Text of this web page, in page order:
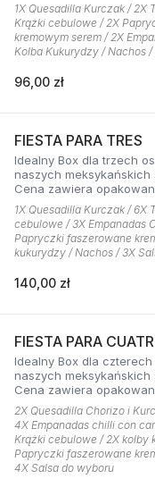
1X Quesadilla Kurczak / 2X
Krążki cebulowe / 2X
kremowym serem / 2X
Kolba Kukurydzy / Nachos
96,00 zł
FIESTA PARA TRES
Idealny Box dla trzech
naszych meksykańskich
Cena zawiera
1X Quesadilla Kurczak / 6X
cebulowe / 3X Empanadas
Papryczki faszerowane
kukurydzy / Nachos / 3X
140,00 zł
FIESTA PARA
Idealny Box dla
naszych meksykańskich
Cena zawiera
2X Quesadilla Chorizo i
4X Empanadas chilli con
Krążki cebulowe / 2X kolby
Papryczki faszerowane
4X Salsa do wyboru